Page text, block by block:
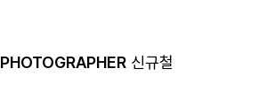
PHOTOGRAPHER 신규철